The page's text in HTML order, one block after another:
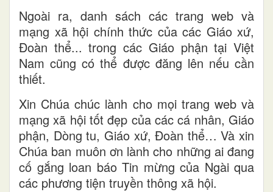
Ngoài ra, danh sách các trang web và
mạng xã hội chính thức của các Giáo xứ,
Đoàn thể... trong các Giáo phận tại Việt
Nam cũng có thể được đăng lên nếu cần
thiết.
Xin Chúa chúc lành cho mọi trang web và
mạng xã hội tốt đẹp của các cá nhân, Giáo
phận, Dòng tu, Giáo xứ, Đoàn thể…Và xin
Chúa ban muôn ơn lành cho những ai đang
cố gắng loan báo Tin mừng của Ngài qua
các phương tiện truyền thông xã hội.